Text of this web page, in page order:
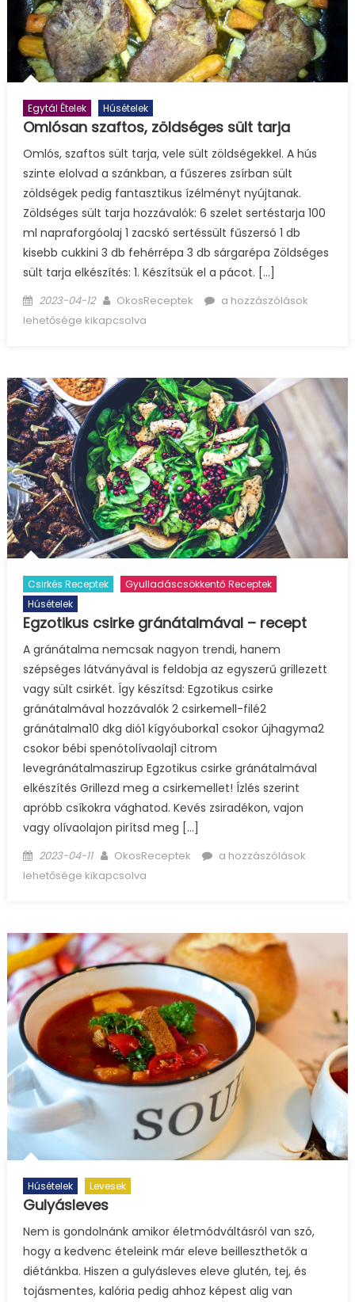
Egytál Ételek Húsételek
Omlósan szaftos, zöldséges sült tarja
Omlós, szaftos sült tarja, vele sült zöldségekkel. A hús
szinte elolvad a szánkban, a fűszeres zsírban sült
zöldségek pedig fantasztikus ízélményt nyújtanak.
Zöldséges sült tarja hozzávalók: 6 szelet sertéstarja 100
ml napraforgóolaj 1 zacskó sertéssült fűszersó 1 db
kisebb cukkini 3 db fehérrépa 3 db sárgarépa Zöldséges
sült tarja elkészítés: 1. Készítsük el a pácot. […]
Posted
on
2023-04-12 Author
OkosReceptek
Omlósan
bejegyzéshez
a hozzászólások
lehetősége kikapcsolva
Csirkés Receptek
Gyulladáscsökkentő Receptek
Húsételek
Egzotikus csirke gránátalmával – recept
A gránátalma nemcsak nagyon trendi, hanem
szépséges látványával is feldobja az egyszerű grillezett
vagy sült csirkét. Így készítsd: Egzotikus csirke
gránátalmával hozzávalók 2 csirkemell-filé2
gránátalma10 dkg dió1 kígyóuborka1 csokor újhagyma2
csokor bébi spenótolívaolaj1 citrom
levegránátalmaszirup Egzotikus csirke gránátalmával
elkészítés Grillezd meg a csirkemellet! Ízlés szerint
apróbb csíkokra vághatod. Kevés zsiradékon, vajon
vagy olívaolajon pirítsd meg […]
Posted
on
2023-04-11 Author
OkosReceptek
Egzotikus
bejegyzéshez
a hozzászólások
lehetősége kikapcsolva
Húsételek Levesek
Gulyásleves
Nem is gondolnánk amikor életmódváltásról van szó,
hogy a kedvenc ételeink már eleve beilleszthetők a
diétánkba. Hiszen a gulyásleves eleve glutén, tej, és
tojásmentes, kalória pedig ahhoz képest alig van